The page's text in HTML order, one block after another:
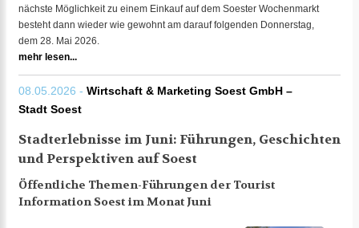
nächste Möglichkeit zu einem Einkauf auf dem Soester Wochenmarkt
besteht dann wieder wie gewohnt am darauf folgenden Donnerstag,
dem 28. Mai 2026.
mehr lesen...
08.05.2026 - Wirtschaft & Marketing Soest GmbH –
Stadt Soest
Stadterlebnisse im Juni: Führungen, Geschichten
und Perspektiven auf Soest
Öffentliche Themen-Führungen der Tourist
Information Soest im Monat Juni